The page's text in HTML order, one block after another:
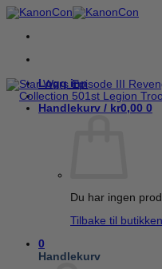
Skip
content
Logg inn
Handlekurv / kr0,00 0
Du har ingen
Tilbake til butikken
0
Handlekurv